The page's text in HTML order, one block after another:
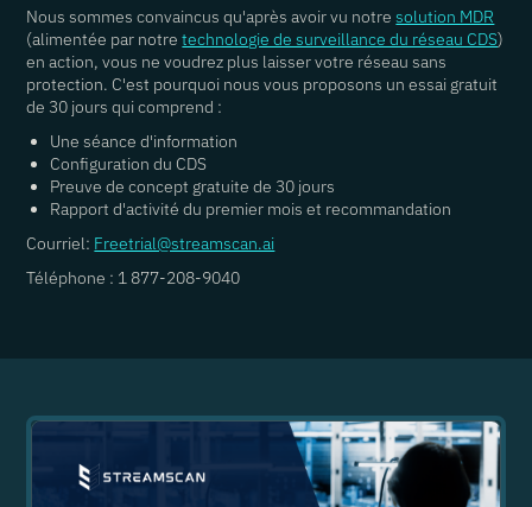
Nous sommes convaincus qu'après avoir vu notresolution MDR
(alimentée par notretechnologie de surveillance du réseau CDS)
en action, vous ne voudrez plus laisser votre réseau sans
protection. C'est pourquoi nous vous proposons un essai gratuit
de 30 jours qui comprend :
Une séance d'information
Configuration du CDS
Preuve de concept gratuite de 30 jours
Rapport d'activité du premier mois et recommandation
Courriel: Freetrial@streamscan.ai
Téléphone : 1 877-208-9040